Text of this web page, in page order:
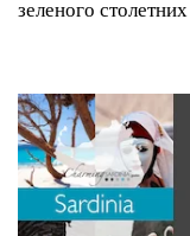
зеленого